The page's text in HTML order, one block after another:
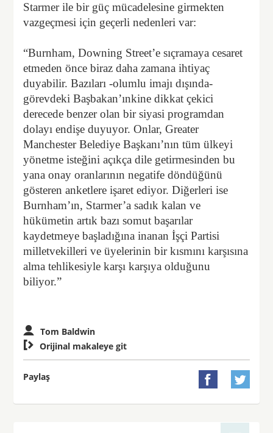
Starmer ile bir güç mücadelesine girmekten
vazgeçmesi için geçerli nedenleri var:
“Burnham, Downing Street’e sıçramaya cesaret
etmeden önce biraz daha zamana ihtiyaç
duyabilir. Bazıları -olumlu imajı dışında-
görevdeki Başbakan’ınkine dikkat çekici
derecede benzer olan bir siyasi programdan
dolayı endişe duyuyor. Onlar, Greater
Manchester Belediye Başkanı’nın tüm ülkeyi
yönetme isteğini açıkça dile getirmesinden bu
yana onay oranlarının negatife döndüğünü
gösteren anketlere işaret ediyor. Diğerleri ise
Burnham’ın, Starmer’a sadık kalan ve
hükümetin artık bazı somut başarılar
kaydetmeye başladığına inanan İşçi Partisi
milletvekilleri ve üyelerinin bir kısmını karşısına
alma tehlikesiyle karşı karşıya olduğunu
biliyor.”
Tom Baldwin
 Orijinal makaleye git
Paylaş  